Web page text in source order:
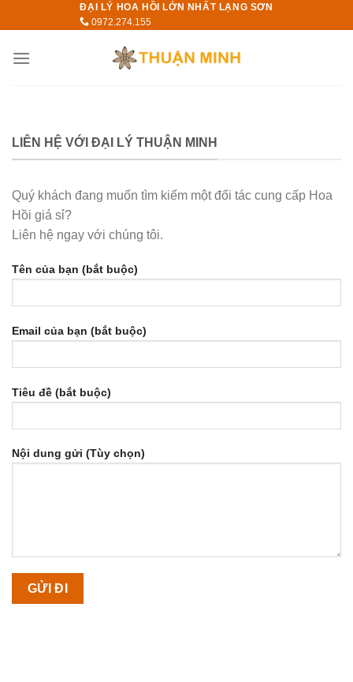
to
ĐẠI LÝ HOA HỒI LỚN NHẤT LẠNG SƠN
0972.274.155
LIÊN HỆ VỚI ĐẠI LÝ THUẬN MINH
Quý khách đang muốn tìm kiếm một đối tác cung cấp Hoa
Hồi giá sỉ?
Liên hệ ngay với chúng tôi.
Tên của bạn (bắt buộc)
Email của bạn (bắt buộc)
Tiêu đề (bắt buộc)
Nội dung gửi (Tùy chọn)